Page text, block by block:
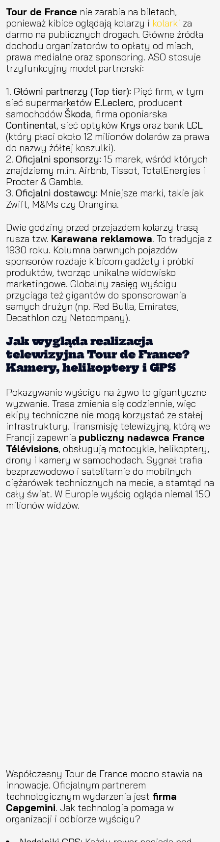
Tour de France nie zarabia na biletach,
ponieważ kibice oglądają kolarzy i kolarki za
darmo na publicznych drogach. Główne źródła
dochodu organizatorów to opłaty od miach,
prawa medialne oraz sponsoring. ASO stosuje
trzyfunkcyjny model partnerski:
Główni partnerzy (Top tier): Pięć firm, w tym
sieć supermarketów E.Leclerc, producent
samochodów Škoda, firma oponiarska
Continental, sieć optyków Krys oraz bank LCL
(który płaci około 12 milionów dolarów za prawa
do nazwy żółtej koszulki).
Oficjalni sponsorzy: 15 marek, wśród których
znajdziemy m.in. Airbnb, Tissot, TotalEnergies i
Procter & Gamble.
Oficjalni dostawcy: Mniejsze marki, takie jak
Zwift, M&Ms czy Orangina.
Dwie godziny przed przejazdem kolarzy trasą
rusza tzw. Karawana reklamowa. To tradycja z
1930 roku. Kolumna barwnych pojazdów
sponsorów rozdaje kibicom gadżety i próbki
produktów, tworząc unikalne widowisko
marketingowe. Globalny zasięg wyścigu
przyciąga też gigantów do sponsorowania
samych drużyn (np. Red Bulla, Emirates,
Decathlon czy Netcompany).
Jak wygląda realizacja
telewizyjna Tour de France?
Kamery, helikoptery i GPS
Pokazywanie wyścigu na żywo to gigantyczne
wyzwanie. Trasa zmienia się codziennie, więc
ekipy techniczne nie mogą korzystać ze stałej
infrastruktury. Transmisję telewizyjną, którą we
Francji zapewnia publiczny nadawca France
Télévisions, obsługują motocykle, helikoptery,
drony i kamery w samochodach. Sygnał trafia
bezprzewodowo i satelitarnie do mobilnych
ciężarówek technicznych na mecie, a stamtąd na
cały świat. W Europie wyścig ogląda niemal 150
milionów widzów.
Współczesny Tour de France mocno stawia na
innowacje. Oficjalnym partnerem
technologicznym wydarzenia jest firma
Capgemini. Jak technologia pomaga w
organizacji i odbiorze wyścigu?